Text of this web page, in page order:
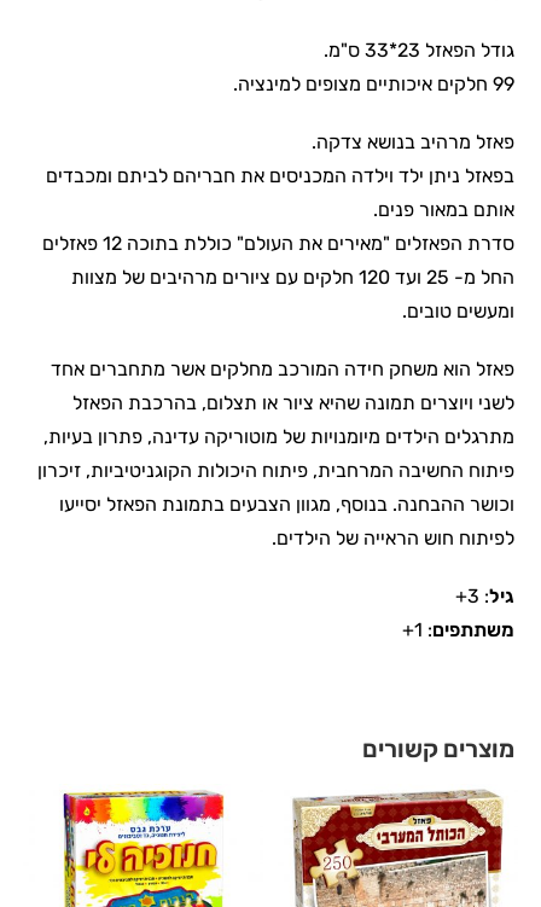
גודל הפאזל 23*33 ס"מ.
99 חלקים איכותיים מצופים למינציה.
פאזל מרהיב בנושא צדקה.
בפאזל ניתן ילד וילדה המכניסים את חבריהם לביתם ומכבדים
אותם במאור פנים.
סדרת הפאזלים "מאירים את העולם" כוללת בתוכה 12 פאזלים
החל מ- 25 ועד 120 חלקים עם ציורים מרהיבים של מצוות
ומעשים טובים.
פאזל הוא משחק חידה המורכב מחלקים אשר מתחברים אחד
לשני ויוצרים תמונה שהיא ציור או תצלום, בהרכבת הפאזל
מתרגלים הילדים מיומנויות של מוטוריקה עדינה, פתרון בעיות,
פיתוח החשיבה המרחבית, פיתוח היכולות הקוגניטיביות, זיכרון
וכושר ההבחנה. בנוסף, מגוון הצבעים בתמונת הפאזל יסייעו
לפיתוח חוש הראייה של הילדים.
גיל: 3+
משתתפים: 1+
מוצרים קשורים